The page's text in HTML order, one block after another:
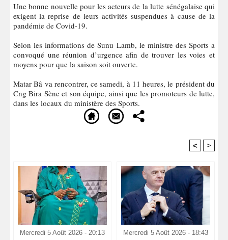
Une bonne nouvelle pour les acteurs de la lutte sénégalaise qui
exigent la reprise de leurs activités suspendues à cause de la
pandémie de Covid-19.
Selon les informations de Sunu Lamb, le ministre des Sports a
convoqué une réunion d’urgence afin de trouver les voies et
moyens pour que la saison soit ouverte.
Matar Bâ va rencontrer, ce samedi, à 11 heures, le président du
Cng Bira Sène et son équipe, ainsi que les promoteurs de lutte,
dans les locaux du ministère des Sports.
< >
Mercredi 5 Août 2026 - 20:13 Mercredi 5 Août 2026 - 18:43